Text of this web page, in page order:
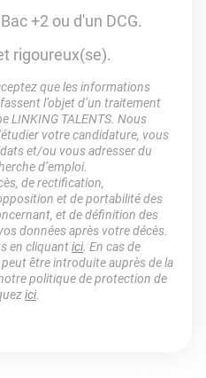
+2 ou d'un DCG.
rigoureux(se).
que les informations
l’objet d’un traitement
LINKING TALENTS. Nous
votre candidature, vous
et/ou vous adresser du
d’emploi.
de rectification,
et de portabilité des
et de définition des
données après votre décès.
en cliquantici. En cas de
être introduite auprès de la
politique de protection de
ici.